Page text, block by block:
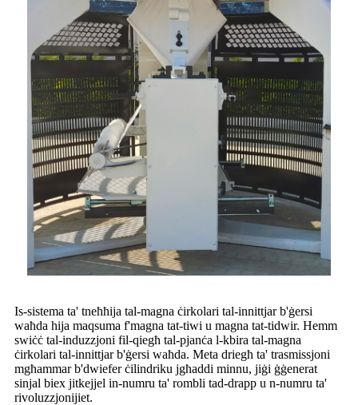
Is-sistema ta' tneħħija tal-magna ċirkolari tal-innittjar b'ġersi
waħda hija maqsuma f'magna tat-tiwi u magna tat-tidwir. Hemm
swiċċ tal-induzzjoni fil-qiegħ tal-pjanċa l-kbira tal-magna
ċirkolari tal-innittjar b'ġersi waħda. Meta driegħ ta' trasmissjoni
mgħammar b'dwiefer ċilindriku jgħaddi minnu, jiġi ġġenerat
sinjal biex jitkejjel in-numru ta' rombli tad-drapp u n-numru ta'
rivoluzzjonijiet.